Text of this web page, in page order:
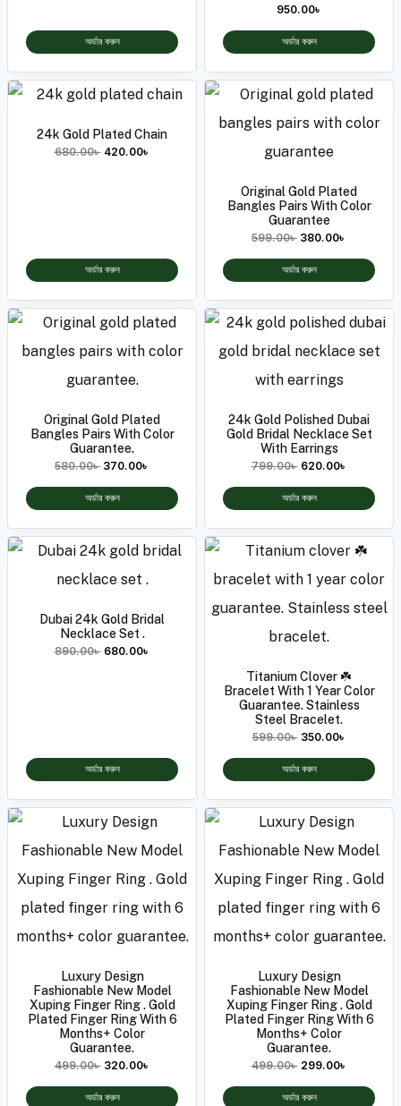
অর্ডার করুন
950.00৳
অর্ডার করুন
24k Gold Plated Chain
680.00৳ 420.00৳
অর্ডার করুন
Original Gold Plated
Bangles Pairs With Color
Guarantee
599.00৳ 380.00৳
অর্ডার করুন
Original Gold Plated
Bangles Pairs With Color
Guarantee.
580.00৳ 370.00৳
অর্ডার করুন
24k Gold Polished Dubai
Gold Bridal Necklace Set
With Earrings
799.00৳ 620.00৳
অর্ডার করুন
Dubai 24k Gold Bridal
Necklace Set .
890.00৳ 680.00৳
অর্ডার করুন
Titanium Clover ☘️
Bracelet With 1 Year Color
Guarantee. Stainless
Steel Bracelet.
599.00৳ 350.00৳
অর্ডার করুন
Luxury Design
Fashionable New Model
Xuping Finger Ring . Gold
Plated Finger Ring With 6
Months+ Color
Guarantee.
499.00৳ 320.00৳
অর্ডার করুন
Luxury Design
Fashionable New Model
Xuping Finger Ring . Gold
Plated Finger Ring With 6
Months+ Color
Guarantee.
499.00৳ 299.00৳
অর্ডার করুন